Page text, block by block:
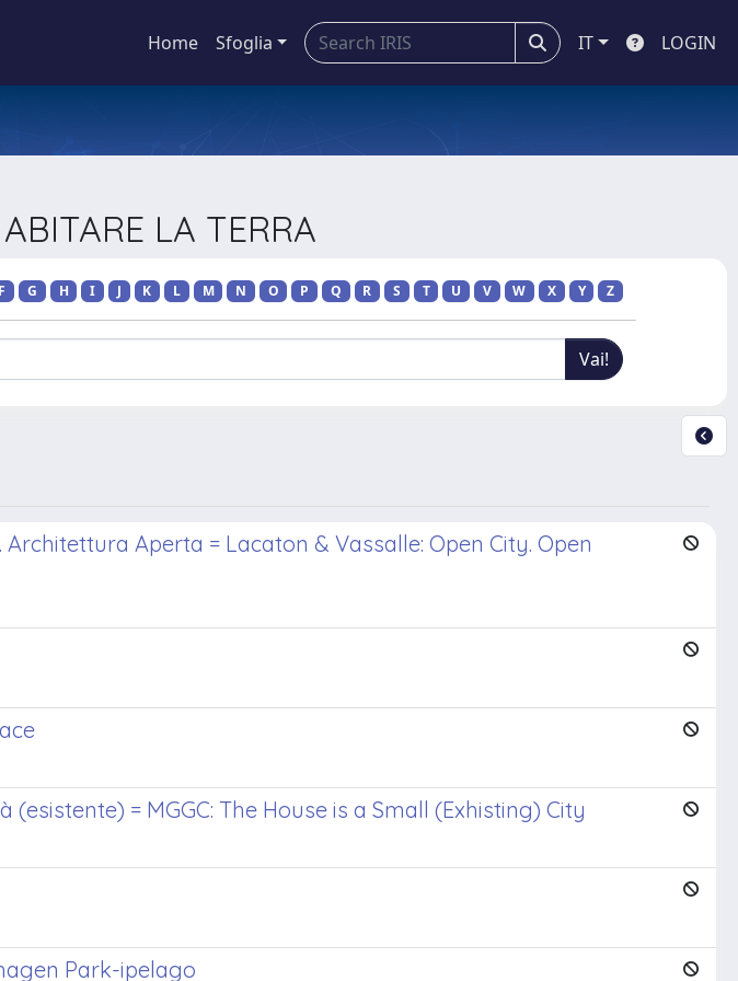
Home Sfoglia IT LOGIN
LA TERRA
F G H I J K L M N O P Q R S T U V W X Y Z
Aperta = Lacaton & Vassalle: Open City. Open
(esistente) = MGGC: The House is a Small (Exhisting) City
Park-ipelago